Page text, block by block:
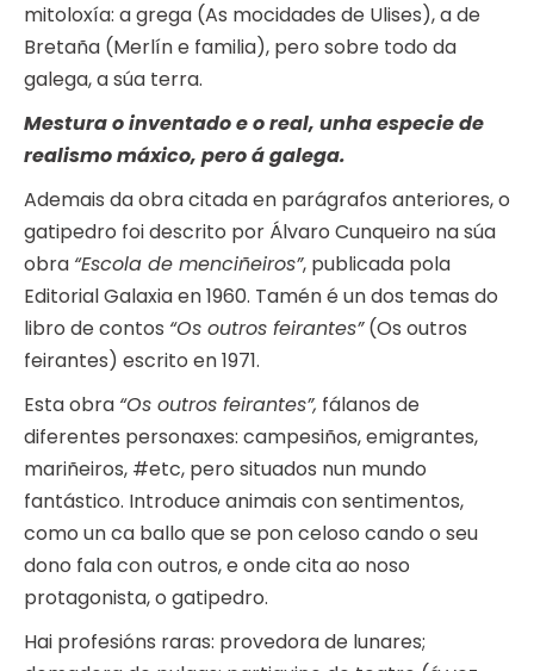
mitoloxía: a grega (As mocidades de Ulises), a de
Bretaña (Merlín e familia), pero sobre todo da
galega, a súa terra.
Mestura o inventado e o real, unha especie de
realismo máxico, pero á galega.
Ademais da obra citada en parágrafos anteriores, o
gatipedro foi descrito por Álvaro Cunqueiro na súa
obra “Escola de menciñeiros”, publicada pola
Editorial Galaxia en 1960. Tamén é un dos temas do
libro de contos “Os outros feirantes”(Os outros
feirantes) escrito en 1971.
Esta obra “Os outros feirantes”, fálanos de
diferentes personaxes: campesiños, emigrantes,
mariñeiros, #etc, pero situados nun mundo
fantástico. Introduce animais con sentimentos,
como un ca ballo que se pon celoso cando o seu
dono fala con outros, e onde cita ao noso
protagonista, o gatipedro.
Hai profesións raras: provedora de lunares;